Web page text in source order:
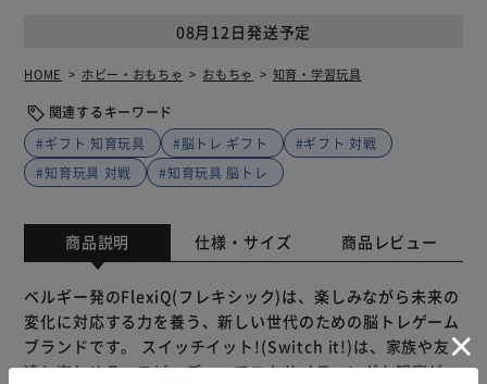
08月12日発送予定
HOME ホビー・おもちゃ おもちゃ 知育・学習玩具
関連するキーワード
#ギフト 知育玩具
#脳トレ ギフト
#ギフト 対戦
#知育玩具 対戦
#知育玩具 脳トレ
商品説明 仕様・サイズ 商品レビュー
ベルギー発のFlexiQ(フレキシック)は、楽しみながら未来の
変化に対応する力を養う、新しい世代のための脳トレゲーム
ブランドです。 スイッチイット!(Switch it!)は、家族や友
達と楽しめる、スピーディーでエキサイティングな観察ゲー